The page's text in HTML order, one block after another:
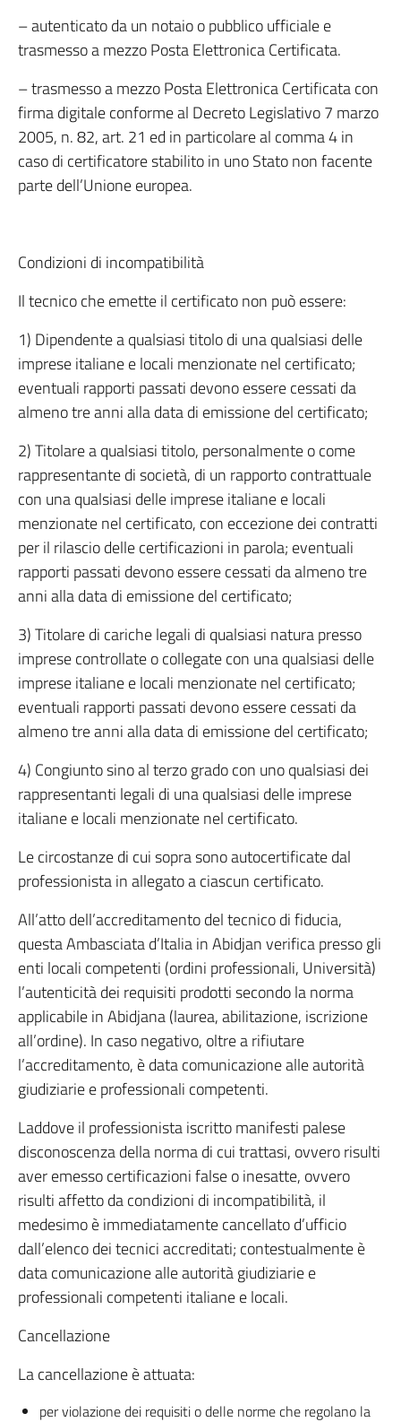
– autenticato da un notaio o pubblico ufficiale e
trasmesso a mezzo Posta Elettronica Certificata.
– trasmesso a mezzo Posta Elettronica Certificata con
firma digitale conforme al Decreto Legislativo 7 marzo
2005, n. 82, art. 21 ed in particolare al comma 4 in
caso di certificatore stabilito in uno Stato non facente
parte dell’Unione europea.
Condizioni di incompatibilità
Il tecnico che emette il certificato non può essere:
1) Dipendente a qualsiasi titolo di una qualsiasi delle
imprese italiane e locali menzionate nel certificato;
eventuali rapporti passati devono essere cessati da
almeno tre anni alla data di emissione del certificato;
2) Titolare a qualsiasi titolo, personalmente o come
rappresentante di società, di un rapporto contrattuale
con una qualsiasi delle imprese italiane e locali
menzionate nel certificato, con eccezione dei contratti
per il rilascio delle certificazioni in parola; eventuali
rapporti passati devono essere cessati da almeno tre
anni alla data di emissione del certificato;
3) Titolare di cariche legali di qualsiasi natura presso
imprese controllate o collegate con una qualsiasi delle
imprese italiane e locali menzionate nel certificato;
eventuali rapporti passati devono essere cessati da
almeno tre anni alla data di emissione del certificato;
4) Congiunto sino al terzo grado con uno qualsiasi dei
rappresentanti legali di una qualsiasi delle imprese
italiane e locali menzionate nel certificato.
Le circostanze di cui sopra sono autocertificate dal
professionista in allegato a ciascun certificato.
All’atto dell’accreditamento del tecnico di fiducia,
questa Ambasciata d’Italia in Abidjan verifica presso gli
enti locali competenti (ordini professionali, Università)
l’autenticità dei requisiti prodotti secondo la norma
applicabile in Abidjana (laurea, abilitazione, iscrizione
all’ordine). In caso negativo, oltre a rifiutare
l’accreditamento, è data comunicazione alle autorità
giudiziarie e professionali competenti.
Laddove il professionista iscritto manifesti palese
disconoscenza della norma di cui trattasi, ovvero risulti
aver emesso certificazioni false o inesatte, ovvero
risulti affetto da condizioni di incompatibilità, il
medesimo è immediatamente cancellato d’ufficio
dall’elenco dei tecnici accreditati; contestualmente è
data comunicazione alle autorità giudiziarie e
professionali competenti italiane e locali.
Cancellazione
La cancellazione è attuata:
per violazione dei requisiti o delle norme che regolano la